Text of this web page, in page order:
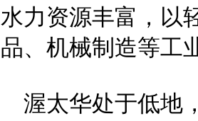
水力资源丰富，以
品、机械制造等工
渥太华处于低地